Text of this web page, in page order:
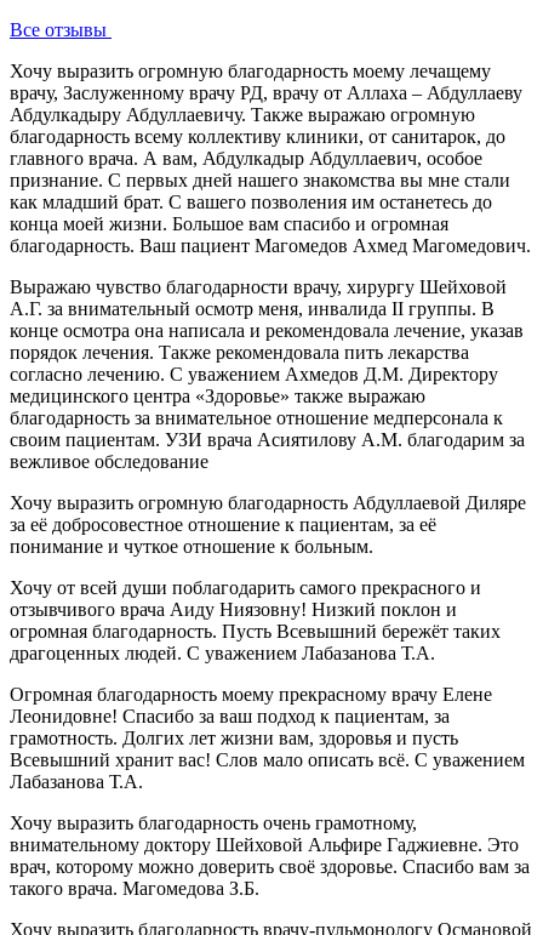
Все отзывы
Хочу выразить огромную благодарность моему лечащему
врачу, Заслуженному врачу РД, врачу от Аллаха – Абдуллаеву
Абдулкадыру Абдуллаевичу. Также выражаю огромную
благодарность всему коллективу клиники, от санитарок, до
главного врача. А вам, Абдулкадыр Абдуллаевич, особое
признание. С первых дней нашего знакомства вы мне стали
как младший брат. С вашего позволения им останетесь до
конца моей жизни. Большое вам спасибо и огромная
благодарность. Ваш пациент Магомедов Ахмед Магомедович.
Выражаю чувство благодарности врачу, хирургу Шейховой
А.Г. за внимательный осмотр меня, инвалида II группы. В
конце осмотра она написала и рекомендовала лечение, указав
порядок лечения. Также рекомендовала пить лекарства
согласно лечению. С уважением Ахмедов Д.М. Директору
медицинского центра «Здоровье» также выражаю
благодарность за внимательное отношение медперсонала к
своим пациентам. УЗИ врача Асиятилову А.М. благодарим за
вежливое обследование
Хочу выразить огромную благодарность Абдуллаевой Диляре
за её добросовестное отношение к пациентам, за её
понимание и чуткое отношение к больным.
Хочу от всей души поблагодарить самого прекрасного и
отзывчивого врача Аиду Ниязовну! Низкий поклон и
огромная благодарность. Пусть Всевышний бережёт таких
драгоценных людей. С уважением Лабазанова Т.А.
Огромная благодарность моему прекрасному врачу Елене
Леонидовне! Спасибо за ваш подход к пациентам, за
грамотность. Долгих лет жизни вам, здоровья и пусть
Всевышний хранит вас! Слов мало описать всё. С уважением
Лабазанова Т.А.
Хочу выразить благодарность очень грамотному,
внимательному доктору Шейховой Альфире Гаджиевне. Это
врач, которому можно доверить своё здоровье. Спасибо вам за
такого врача. Магомедова З.Б.
Хочу выразить благодарность врачу-пульмонологу Османовой